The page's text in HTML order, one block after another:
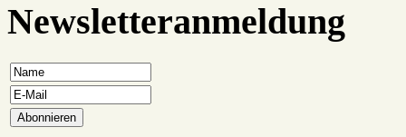
Newsletteranmeldung